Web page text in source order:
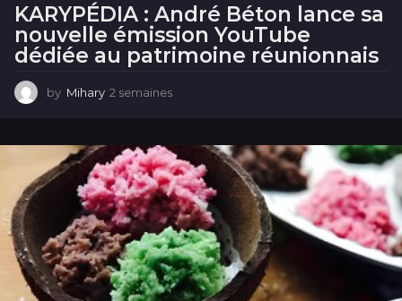
KARYPÉDIA : André Béton lance sa
nouvelle émission YouTube
dédiée au patrimoine réunionnais
by Mihary 2 semaines
m
a
i
n
e
s